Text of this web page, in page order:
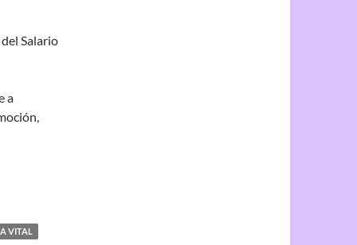
Salario
a
VITAL